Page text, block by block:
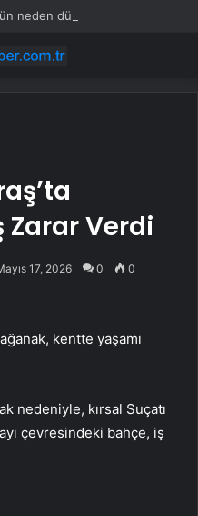
neden düşüyor?
Zarar Verdi
17, 2026 0 0
kentte yaşamı
nedeniyle, kırsal Suçatı
çevresindeki bahçe, iş